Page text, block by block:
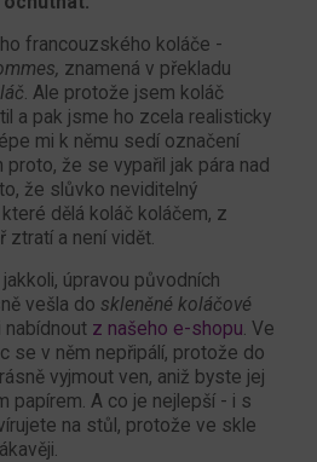
francouzského koláče -
znamená v překladu
. Ale protože jsem koláč
a pak jsme ho zcela realisticky
mi k němu sedí označení
proto, že se vypařil jak pára nad
že slůvko neviditelný
dělá koláč koláčem, z
ztratí a není vidět.
úpravou původních
vešla do skleněné koláčové
nabídnout z našeho e-shopu. Ve
se v něm nepřipálí, protože do
vyjmout ven, aniž byste jej
papírem. A co je nejlepší - i s
na stůl, protože ve skle